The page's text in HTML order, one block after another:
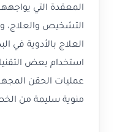
المعقدة التي يواجهها
التشخيص والعلاج،
العلاج بالأدوية في
استخدام بعض
عمليات الحقن
منوية سليمة من